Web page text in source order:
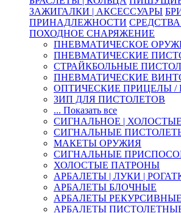
ЗАЖИГАЛКИ | АКСЕССУАРЫ
ПРИНАДЛЕЖНОСТИ
ПОХОДНОЕ СНАРЯЖЕНИЕ
ПНЕВМАТИЧЕСКОЕ
ПНЕВМАТИЧЕСКИЕ
СТРАЙКБОЛЬНЫЕ
ПНЕВМАТИЧЕСКИЕ
ОПТИЧЕСКИЕ ПРИЦЕЛЫ /
ЗИП ДЛЯ ПИСТОЛЕТОВ
... Показать все
СИГНАЛЬНОЕ |
СИГНАЛЬНЫЕ
МАКЕТЫ ОРУЖИЯ
СИГНАЛЬНЫЕ
ХОЛОСТЫЕ ПАТРОНЫ
АРБАЛЕТЫ | ЛУКИ |
АРБАЛЕТЫ БЛОЧНЫЕ
АРБАЛЕТЫ РЕКУРСИВНЫЕ
АРБАЛЕТЫ